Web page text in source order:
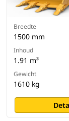
Breedte
1500 mm
Inhoud
1.91 m³
Gewicht
1610 kg